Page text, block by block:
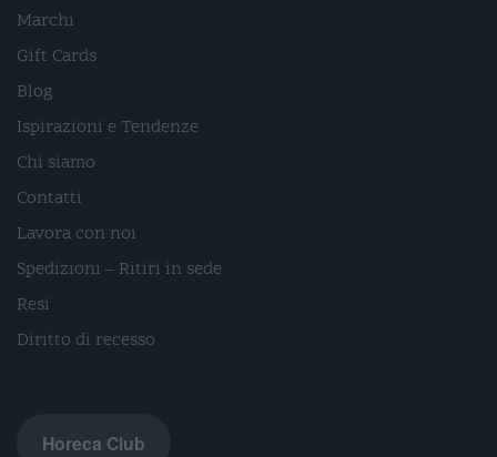
Marchi
Gift Cards
Blog
Ispirazioni e Tendenze
Chi siamo
Contatti
Lavora con noi
Spedizioni – Ritiri in sede
Resi
Diritto di recesso
Horeca Club